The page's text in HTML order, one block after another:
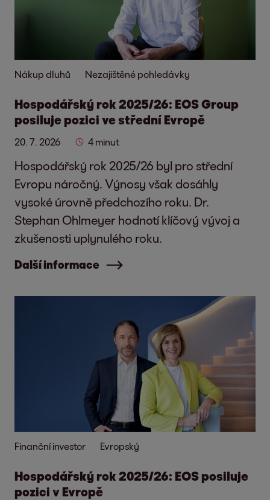
Nákup dluhů Nezajištěné pohledávky
Hospodářský rok 2025/26: EOS Group
posiluje pozici ve střední Evropě
20. 7. 2026 4 minut
Hospodářský rok 2025/26 byl pro střední
Evropu náročný. Výnosy však dosáhly
vysoké úrovně předchozího roku. Dr.
Stephan Ohlmeyer hodnotí klíčový vývoj a
zkušenosti uplynulého roku.
Další informace
Finanční investor Evropský
Hospodářský rok 2025/26: EOS posiluje
pozici v Evropě